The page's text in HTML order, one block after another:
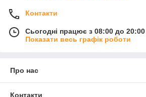
Контакти
Сьогодні працює з 08:00 до 20:00
Показати весь графік роботи
Про нас
Контакти